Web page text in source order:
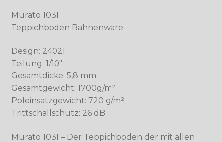
Murato 1031
Teppichboden Bahnenware
Design: 24021
Teilung: 1/10″
Gesamtdicke: 5,8 mm
Gesamtgewicht: 1700g/m²
Poleinsatzgewicht: 720 g/m²
Trittschallschutz: 26 dB
Murato 1031 – Der Teppichboden der mit allen